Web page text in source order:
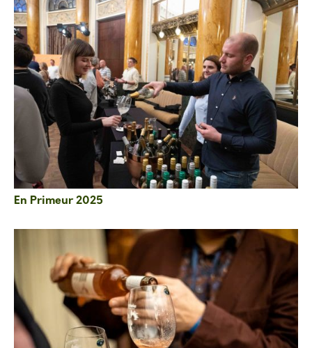
En Primeur 2025